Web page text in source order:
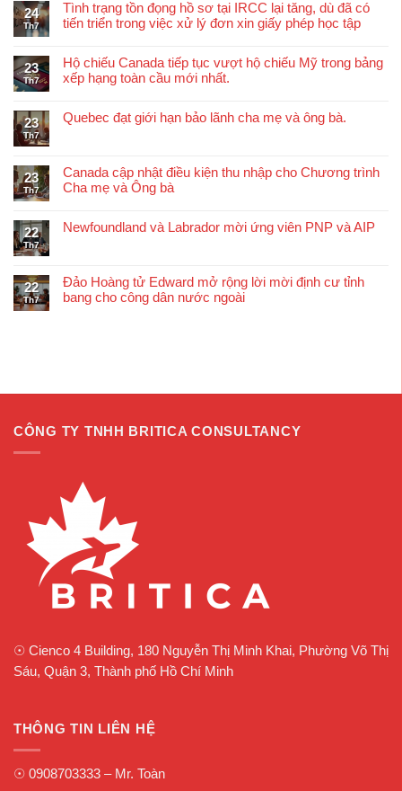
24
Th7
Tình trạng tồn đọng hồ sơ tại IRCC lại tăng, dù đã có
tiến triển trong việc xử lý đơn xin giấy phép học tập
23
Th7
Hộ chiếu Canada tiếp tục vượt hộ chiếu Mỹ trong bảng
xếp hạng toàn cầu mới nhất.
23
Th7
Quebec đạt giới hạn bảo lãnh cha mẹ và ông bà.
23
Th7
Canada cập nhật điều kiện thu nhập cho Chương trình
Cha mẹ và Ông bà
22
Th7
Newfoundland và Labrador mời ứng viên PNP và AIP
22
Th7
Đảo Hoàng tử Edward mở rộng lời mời định cư tỉnh
bang cho công dân nước ngoài
CÔNG TY TNHH BRITICA CONSULTANCY
☉ Cienco 4 Building, 180 Nguyễn Thị Minh Khai, Phường Võ Thị
Sáu, Quận 3, Thành phố Hồ Chí Minh
THÔNG TIN LIÊN HỆ
☉ 0908703333 – Mr. Toàn